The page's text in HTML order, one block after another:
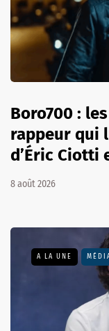
Boro700 :
rappeur qui
d’Éric Ciotti
8 août 2026
A LA UNE